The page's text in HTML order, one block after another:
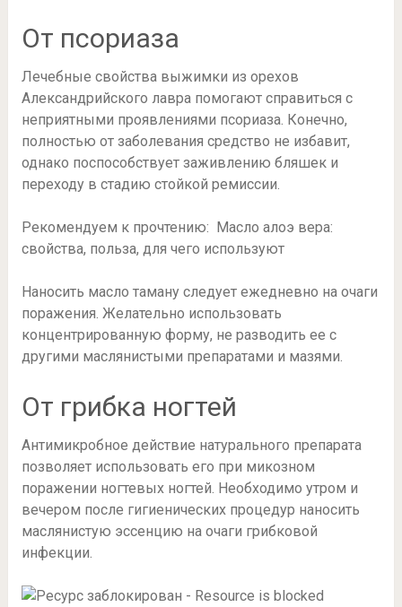
От псориаза
Лечебные свойства выжимки из орехов
Александрийского лавра помогают справиться с
неприятными проявлениями псориаза. Конечно,
полностью от заболевания средство не избавит,
однако поспособствует заживлению бляшек и
переходу в стадию стойкой ремиссии.
Рекомендуем к прочтению: Масло алоэ вера:
свойства, польза, для чего используют
Наносить масло таману следует ежедневно на очаги
поражения. Желательно использовать
концентрированную форму, не разводить ее с
другими маслянистыми препаратами и мазями.
От грибка ногтей
Антимикробное действие натурального препарата
позволяет использовать его при микозном
поражении ногтевых ногтей. Необходимо утром и
вечером после гигиенических процедур наносить
маслянистую эссенцию на очаги грибковой
инфекции.